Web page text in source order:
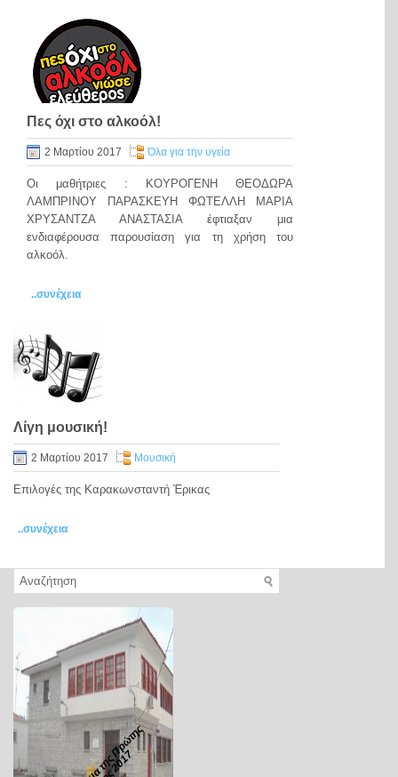
Πες όχι στο αλκοόλ!
2 Μαρτίου 2017 Όλα για την υγεία
Οι μαθήτριες : ΚΟΥΡΟΓΕΝΗ ΘΕΟΔΩΡΑ
ΛΑΜΠΡΙΝΟΥ ΠΑΡΑΣΚΕΥΗ ΦΩΤΕΛΛΗ ΜΑΡΙΑ
ΧΡΥΣΑΝΤΖΑ ΑΝΑΣΤΑΣΙΑ έφτιαξαν μια
ενδιαφέρουσα παρουσίαση για τη χρήση του
αλκοόλ.
..συνέχεια
Λίγη μουσική!
2 Μαρτίου 2017 Μουσική
Επιλογές της Καρακωνσταντή Έρικας
..συνέχεια